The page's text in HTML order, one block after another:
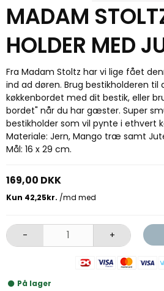
MADAM
HOLDER MED
Fra Madam Stoltz har vi lige fået
ind ad døren. Brug bestikholderen
køkkenbordet med dit bestik, eller
bordet" når du har gæster. Super
bestikholder som vil pynte i ethvert
Materiale: Jern, Mango træ samt
Mål: 16 x 29 cm.
169,00 DKK
- +
På lager